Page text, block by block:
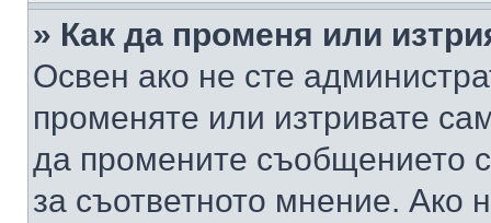
» Как да променя или
Освен ако не сте
променяте или изтривате
да промените съобщението
за съответното мнение. Ако